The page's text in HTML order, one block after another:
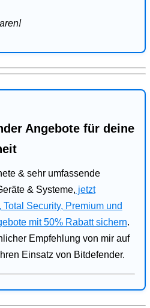
Angebote für deine
& sehr umfassende
& Systeme, jetzt
Security, Premium und
mit 50% Rabatt sichern.
Empfehlung von mir auf
Einsatz von Bitdefender.